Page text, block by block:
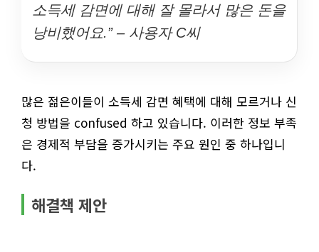
소득세 감면에 대해 잘 몰라서 많은 돈을
낭비했어요.” – 사용자 C씨
많은 젊은이들이 소득세 감면 혜택에 대해 모르거나 신
청 방법을 confused 하고 있습니다. 이러한 정보 부족
은 경제적 부담을 증가시키는 주요 원인 중 하나입니
다.
해결책 제안